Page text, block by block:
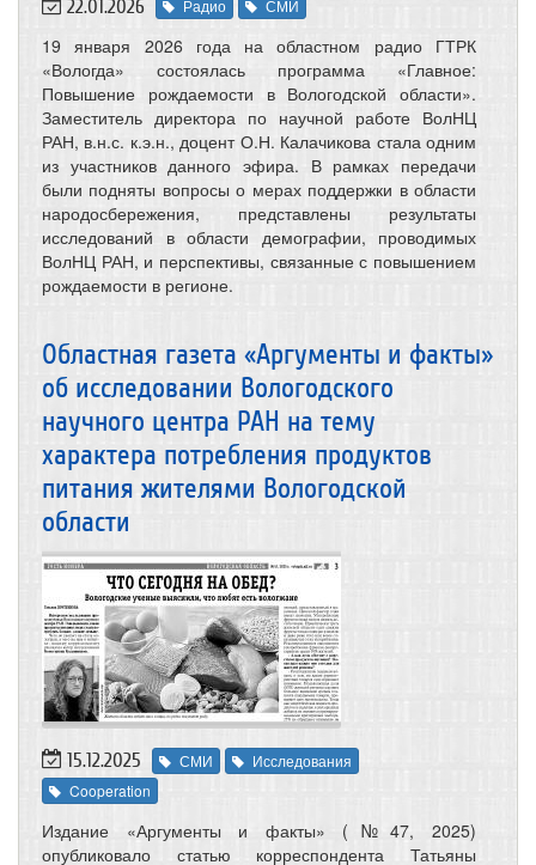
22.01.2026 Радио СМИ
19 января 2026 года на областном радио ГТРК
«Вологда» состоялась программа «Главное:
Повышение рождаемости в Вологодской области».
Заместитель директора по научной работе ВолНЦ
РАН, в.н.с. к.э.н., доцент О.Н. Калачикова стала одним
из участников данного эфира. В рамках передачи
были подняты вопросы о мерах поддержки в области
народосбережения, представлены результаты
исследований в области демографии, проводимых
ВолНЦ РАН, и перспективы, связанные с повышением
рождаемости в регионе.
Областная газета «Аргументы и факты»
об исследовании Вологодского
научного центра РАН на тему
характера потребления продуктов
питания жителями Вологодской
области
15.12.2025 СМИ
Исследования
Cooperation
Издание «Аргументы и факты» (№47, 2025)
опубликовало статью корреспондента Татьяны